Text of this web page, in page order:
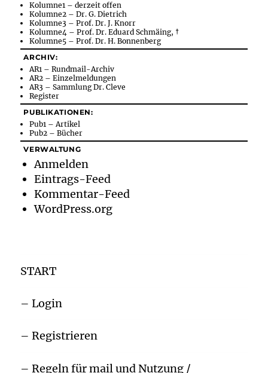
Kolumne1 – derzeit offen
Kolumne2 – Dr. G. Dietrich
Kolumne3 – Prof. Dr. J. Knorr
Kolumne4 – Prof. Dr. Eduard Schmäing, †
Kolumne5 – Prof. Dr. H. Bonnenberg
ARCHIV:
AR1 – Rundmail-Archiv
AR2 – Einzelmeldungen
AR3 – Sammlung Dr. Cleve
Register
PUBLIKATIONEN:
Pub1 – Artikel
Pub2 – Bücher
VERWALTUNG
Anmelden
Eintrags-Feed
Kommentar-Feed
WordPress.org
START
– Login
– Registrieren
– Regeln für mail und Nutzung /